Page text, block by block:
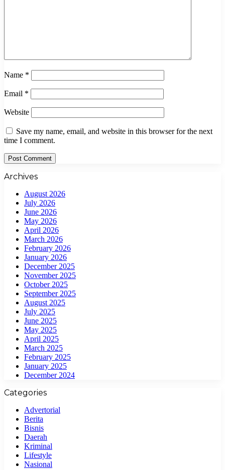
Name *
Email *
Website
Save my name, email, and website in this browser for the next
time I comment.
Archives
August 2026
July 2026
June 2026
May 2026
April 2026
March 2026
February 2026
January 2026
December 2025
November 2025
October 2025
September 2025
August 2025
July 2025
June 2025
May 2025
April 2025
March 2025
February 2025
January 2025
December 2024
Categories
Advertorial
Berita
Bisnis
Daerah
Kriminal
Lifestyle
Nasional